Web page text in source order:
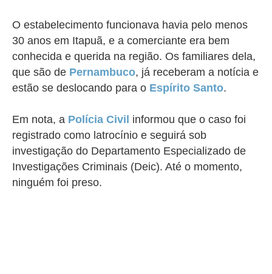
O estabelecimento funcionava havia pelo menos
30 anos em Itapuã, e a comerciante era bem
conhecida e querida na região. Os familiares dela,
que são de Pernambuco, já receberam a notícia e
estão se deslocando para o Espírito Santo.
Em nota, a Polícia Civil informou que o caso foi
registrado como latrocínio e seguirá sob
investigação do Departamento Especializado de
Investigações Criminais (Deic). Até o momento,
ninguém foi preso.